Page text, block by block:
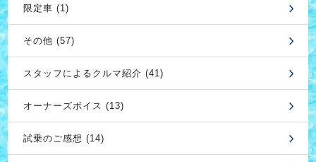
限定車 (1)
その他 (57)
スタッフによるクルマ紹介 (41)
オーナーズボイス (13)
試乗のご感想 (14)